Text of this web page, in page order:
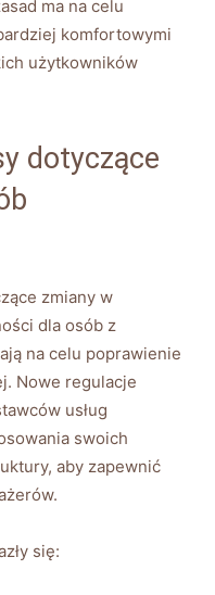
⁢ma na celu
komfortowymi
⁤użytkowników‌
dotyczące⁤
zmiany w
dla osób z⁣
⁤na celu poprawienie
⁣Nowe regulacje
usług
swoich
aby⁢ zapewnić
się: